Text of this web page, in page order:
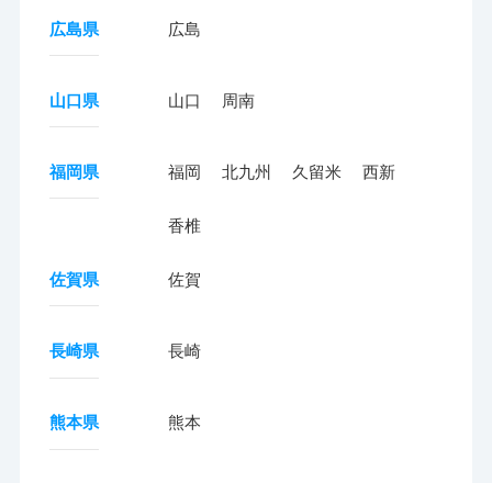
広島県 広島
山口県 山口 周南
福岡県 福岡 北九州 久留米 西新
香椎
佐賀県 佐賀
長崎県 長崎
熊本県 熊本